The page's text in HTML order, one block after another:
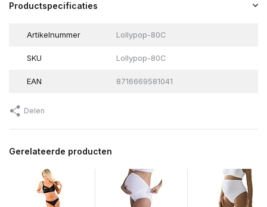
Productspecificaties
Artikelnummer Lollypop-80C
SKU Lollypop-80C
EAN 8716669581041
Delen
Gerelateerde producten